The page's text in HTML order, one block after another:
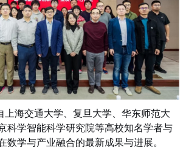
上海交通大学、复旦大学、华东师范大
科学智能科学研究院等高校知名学者与
数学与产业融合的最新成果与进展。